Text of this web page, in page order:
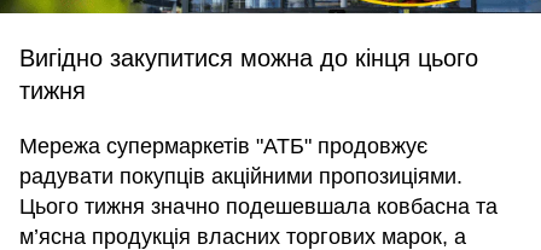
Вигідно закупитися можна до кінця цього
тижня
Мережа супермаркетів "АТБ" продовжує
радувати покупців акційними пропозиціями.
Цього тижня значно подешевшала ковбасна та
м’ясна продукція власних торгових марок, а